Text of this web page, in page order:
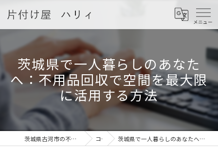
茨城県で一人暮らしのあなた
へ：不用品回収で空間を最大限
に活用する方法
茨城県古河市の不用品回収なら片付け屋 ハリィ コラム 茨城県で一人暮らしのあなたへ：不用品回収で空間を最大限に活用する方法